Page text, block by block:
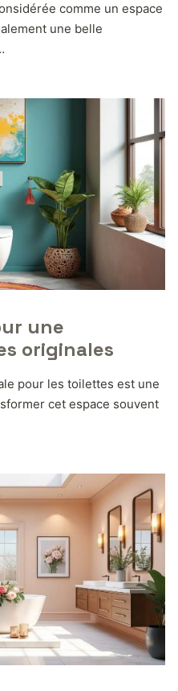
comme un espace
une belle
une
originales
pour les toilettes est une
cet espace souvent